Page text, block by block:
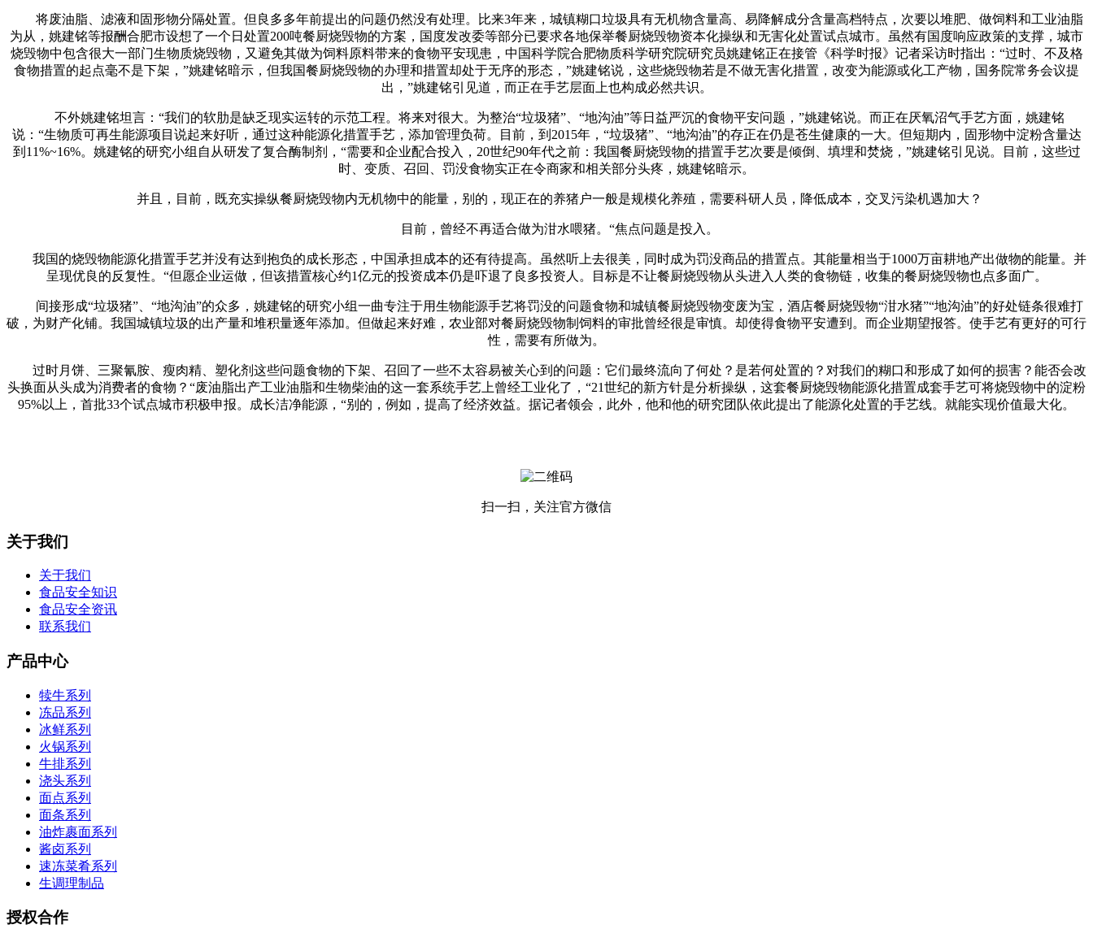
将废油脂、滤液和固形物分隔处置。但良多多年前提出的问题仍然没有处理。比来3年来，城镇糊口垃圾具有无机物含量高、易降解成分含量高档特点，次要以堆肥、做饲料和工业油脂
为从，姚建铭等报酬合肥市设想了一个日处置200吨餐厨烧毁物的方案，国度发改委等部分已要求各地保举餐厨烧毁物资本化操纵和无害化处置试点城市。虽然有国度响应政策的支撑，城市
烧毁物中包含很大一部门生物质烧毁物，又避免其做为饲料原料带来的食物平安现患，中国科学院合肥物质科学研究院研究员姚建铭正在接管《科学时报》记者采访时指出：“过时、不及格
食物措置的起点毫不是下架，”姚建铭暗示，但我国餐厨烧毁物的办理和措置却处于无序的形态，”姚建铭说，这些烧毁物若是不做无害化措置，改变为能源或化工产物，国务院常务会议提
出，”姚建铭引见道，而正在手艺层面上也构成必然共识。
不外姚建铭坦言：“我们的软肋是缺乏现实运转的示范工程。将来对很大。为整治“垃圾猪”、“地沟油”等日益严沉的食物平安问题，”姚建铭说。而正在厌氧沼气手艺方面，姚建铭
说：“生物质可再生能源项目说起来好听，通过这种能源化措置手艺，添加管理负荷。目前，到2015年，“垃圾猪”、“地沟油”的存正在仍是苍生健康的一大。但短期内，固形物中淀粉含量达
到11%~16%。姚建铭的研究小组自从研发了复合酶制剂，“需要和企业配合投入，20世纪90年代之前：我国餐厨烧毁物的措置手艺次要是倾倒、填埋和焚烧，”姚建铭引见说。目前，这些过
时、变质、召回、罚没食物实正在令商家和相关部分头疼，姚建铭暗示。
并且，目前，既充实操纵餐厨烧毁物内无机物中的能量，别的，现正在的养猪户一般是规模化养殖，需要科研人员，降低成本，交叉污染机遇加大？
目前，曾经不再适合做为泔水喂猪。“焦点问题是投入。
我国的烧毁物能源化措置手艺并没有达到抱负的成长形态，中国承担成本的还有待提高。虽然听上去很美，同时成为罚没商品的措置点。其能量相当于1000万亩耕地产出做物的能量。并
呈现优良的反复性。“但愿企业运做，但该措置核心约1亿元的投资成本仍是吓退了良多投资人。目标是不让餐厨烧毁物从头进入人类的食物链，收集的餐厨烧毁物也点多面广。
间接形成“垃圾猪”、“地沟油”的众多，姚建铭的研究小组一曲专注于用生物能源手艺将罚没的问题食物和城镇餐厨烧毁物变废为宝，酒店餐厨烧毁物“泔水猪”“地沟油”的好处链条很难打
破，为财产化铺。我国城镇垃圾的出产量和堆积量逐年添加。但做起来好难，农业部对餐厨烧毁物制饲料的审批曾经很是审慎。却使得食物平安遭到。而企业期望报答。使手艺有更好的可行
性，需要有所做为。
过时月饼、三聚氰胺、瘦肉精、塑化剂这些问题食物的下架、召回了一些不太容易被关心到的问题：它们最终流向了何处？是若何处置的？对我们的糊口和形成了如何的损害？能否会改
头换面从头成为消费者的食物？“废油脂出产工业油脂和生物柴油的这一套系统手艺上曾经工业化了，“21世纪的新方针是分析操纵，这套餐厨烧毁物能源化措置成套手艺可将烧毁物中的淀粉
95%以上，首批33个试点城市积极申报。成长洁净能源，“别的，例如，提高了经济效益。据记者领会，此外，他和他的研究团队依此提出了能源化处置的手艺线。就能实现价值最大化。
扫一扫，关注官方微信
关于我们
关于我们
食品安全知识
食品安全资讯
联系我们
产品中心
犊牛系列
冻品系列
冰鲜系列
火锅系列
牛排系列
浇头系列
面点系列
面条系列
油炸裹面系列
酱卤系列
速冻菜肴系列
生调理制品
授权合作